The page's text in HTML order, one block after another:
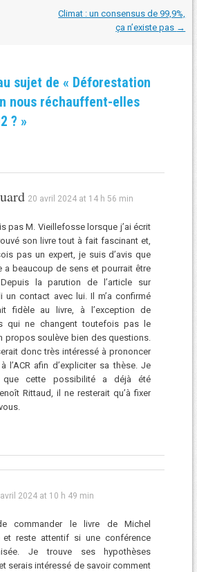
Climat : un consensus de 99,9%,
ça n’existe pas →
sujet de « Déforestation
nous réchauffent-elles
? »
20 avril 2024 at 14 h 56 min
pas M. Vieillefosse lorsque j’ai écrit
son livre tout à fait fascinant et,
pas un expert, je suis d’avis que
a beaucoup de sens et pourrait être
Depuis la parution de l’article sur
un contact avec lui. Il m’a confirmé
fidèle au livre, à l’exception de
qui ne changent toutefois pas le
propos soulève bien des questions.
donc très intéressé à prononcer
l’ACR afin d’expliciter sa thèse. Je
que cette possibilité a déjà été
Rittaud, il ne resterait qu’à fixer
2024 at 10 h 49 min
commander le livre de Michel
et reste attentif si une conférence
Je trouve ses hypothèses
serais intéressé de savoir comment